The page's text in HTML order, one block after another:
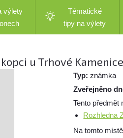
výlety
Tématické
tipy na výlety
u Trhové Kamenice
Typ:známka
Zveřejněno
Tento
Rozhledna
Na tomto